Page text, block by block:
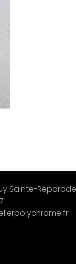
Sainte-Réparade